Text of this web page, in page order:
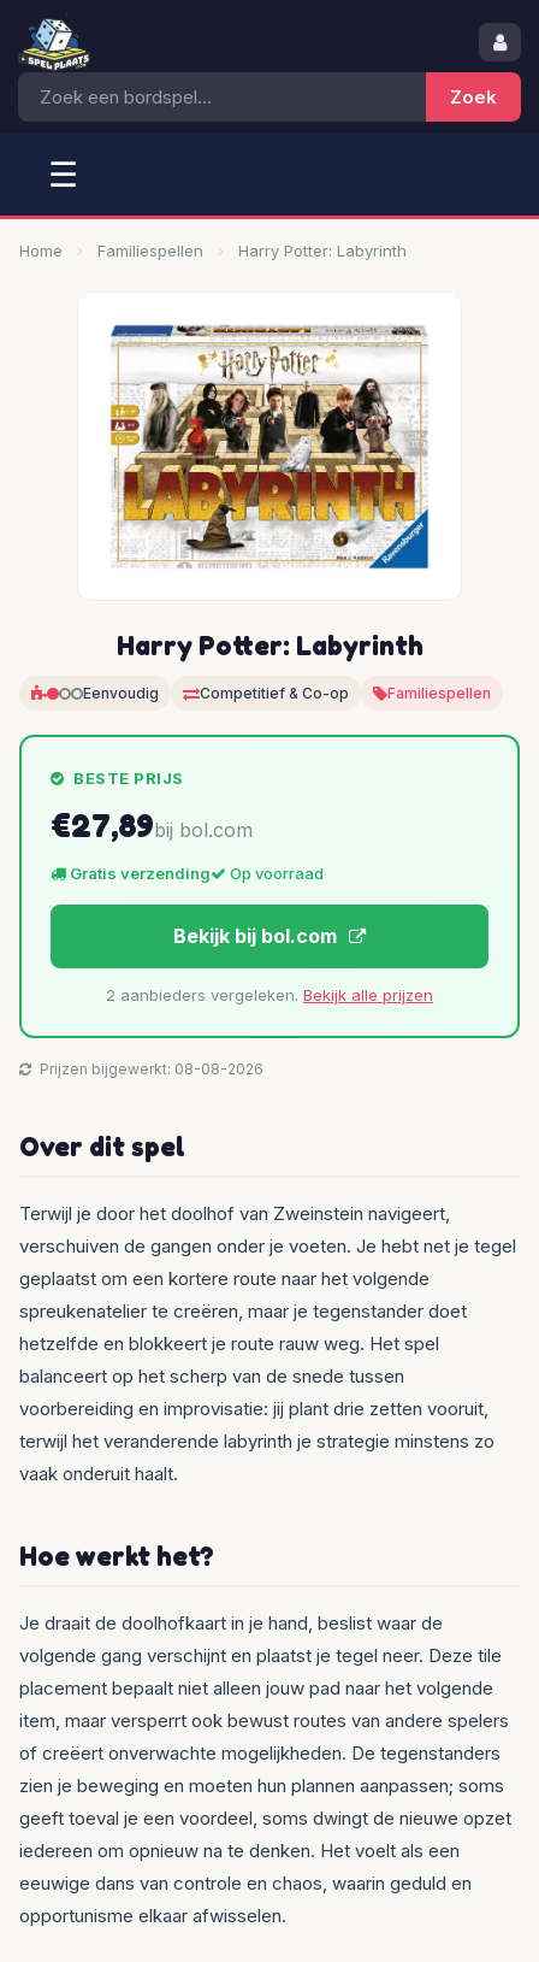
☰
Home Familiespellen Harry Potter: Labyrinth
Harry Potter: Labyrinth
Eenvoudig Competitief & Co-op Familiespellen
BESTE PRIJS
€27,89bij bol.com
Gratis verzending Op voorraad
Bekijk bij bol.com
2 aanbieders vergeleken. Bekijk alle prijzen
Prijzen bijgewerkt: 08-08-2026
Over dit spel
Terwijl je door het doolhof van Zweinstein navigeert,
verschuiven de gangen onder je voeten. Je hebt net je tegel
geplaatst om een kortere route naar het volgende
spreukenatelier te creëren, maar je tegenstander doet
hetzelfde en blokkeert je route rauw weg. Het spel
balanceert op het scherp van de snede tussen
voorbereiding en improvisatie: jij plant drie zetten vooruit,
terwijl het veranderende labyrinth je strategie minstens zo
vaak onderuit haalt.
Hoe werkt het?
Je draait de doolhofkaart in je hand, beslist waar de
volgende gang verschijnt en plaatst je tegel neer. Deze tile
placement bepaalt niet alleen jouw pad naar het volgende
item, maar versperrt ook bewust routes van andere spelers
of creëert onverwachte mogelijkheden. De tegenstanders
zien je beweging en moeten hun plannen aanpassen; soms
geeft toeval je een voordeel, soms dwingt de nieuwe opzet
iedereen om opnieuw na te denken. Het voelt als een
eeuwige dans van controle en chaos, waarin geduld en
opportunisme elkaar afwisselen.